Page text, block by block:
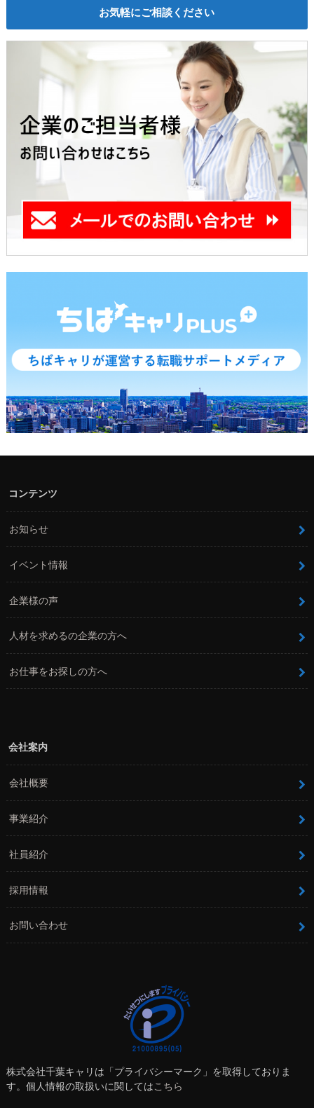
お気軽にご相談ください
コンテンツ
お知らせ
イベント情報
企業様の声
人材を求めるの企業の方へ
お仕事をお探しの方へ
会社案内
会社概要
事業紹介
社員紹介
採用情報
お問い合わせ
株式会社千葉キャリは「プライバシーマーク」を取得しておりま
す。個人情報の取扱いに関してはこちら